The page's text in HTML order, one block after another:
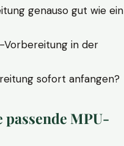
genauso gut wie ein
Vorbereitung in der
sofort anfangen?
MPU-